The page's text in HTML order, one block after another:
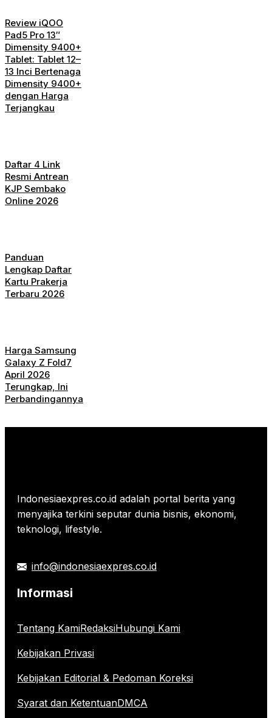
Review iQOO
Pad5 Pro 13″
Dimensity 9400+
Tablet: Tablet 12–
13 Inci Bertenaga
Dimensity 9400+
dengan Harga
Terjangkau
Daftar 4 Link
Resmi Antrean
KJP Sembako
Online 2026
Panduan
Lengkap Daftar
Kartu Prakerja
Terbaru 2026
Harga Samsung
Galaxy Z Fold7
April 2026
Terungkap, Ini
Perbandingannya
Indonesiaexpres.co.id adalah portal berita yang
menyajika terkini seputar dunia bisnis, ekonomi,
teknologi, lifestyle.
info@indonesiaexpres.co.id
Informasi
Tentang KamiRedaksiHubungi Kami
Kebijakan Privasi
Kebijakan Editorial & Pedoman Koreksi
Syarat dan KetentuanDMCA